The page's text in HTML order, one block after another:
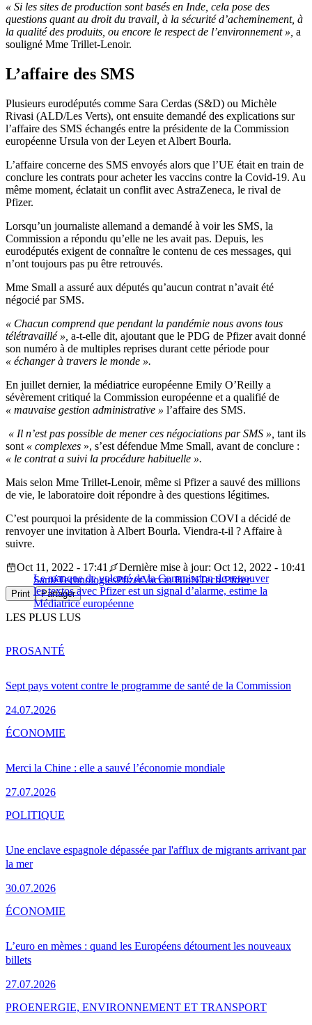
« Si les sites de production sont basés en Inde, cela pose des
questions quant au droit du travail, à la sécurité d’acheminement, à
la qualité des produits, ou encore le respect de l’environnement », a
souligné Mme Trillet-Lenoir.
L’affaire des SMS
Plusieurs eurodéputés comme Sara Cerdas (S&D) ou Michèle
Rivasi (ALD/Les Verts), ont ensuite demandé des explications sur
l’affaire des SMS échangés entre la présidente de la Commission
européenne Ursula von der Leyen et Albert Bourla.
L’affaire concerne des SMS envoyés alors que l’UE était en train de
conclure les contrats pour acheter les vaccins contre la Covid-19. Au
même moment, éclatait un conflit avec AstraZeneca, le rival de
Pfizer.
Lorsqu’un journaliste allemand a demandé à voir les SMS, la
Commission a répondu qu’elle ne les avait pas. Depuis, les
eurodéputés exigent de connaître le contenu de ces messages, qui
n’ont toujours pas pu être retrouvés.
Mme Small a assuré aux députés qu’aucun contrat n’avait été
négocié par SMS.
« Chacun comprend que pendant la pandémie nous avons tous
télétravaillé », a-t-elle dit, ajoutant que le PDG de Pfizer avait donné
son numéro à de multiples reprises durant cette période pour
« échanger à travers le monde ».
En juillet dernier, la médiatrice européenne Emily O’Reilly a
sévèrement critiqué la Commission européenne et a qualifié de
« mauvaise gestion administrative » l’affaire des SMS.
« Il n’est pas possible de mener ces négociations par SMS », tant ils
sont « complexes », s’est défendue Mme Small, avant de conclure :
« le contrat a suivi la procédure habituelle ».
Mais selon Mme Trillet-Lenoir, même si Pfizer a sauvé des millions
de vie, le laboratoire doit répondre à des questions légitimes.
C’est pourquoi la présidente de la commission COVI a décidé de
renvoyer une invitation à Albert Bourla. Viendra-t-il ? Affaire à
suivre.
Le manque de volonté de la Commission de retrouver
les textos avec Pfizer est un signal d’alarme, estime la
Médiatrice européenne
Oct 11, 2022 - 17:41
Dernière mise à jour: Oct 12, 2022 - 10:41
SantéTechnologiesPfizerVaccin BioNTech-Pfizer
Print Partager
LES PLUS LUS
Sept pays votent contre le programme de santé de la Commission
24.07.2026
PROSANTÉ
Merci la Chine : elle a sauvé l’économie mondiale
27.07.2026
ÉCONOMIE
Une enclave espagnole dépassée par l'afflux de migrants arrivant par
la mer
30.07.2026
POLITIQUE
L’euro en mèmes : quand les Européens détournent les nouveaux
billets
27.07.2026
ÉCONOMIE
PROENERGIE, ENVIRONNEMENT ET TRANSPORT